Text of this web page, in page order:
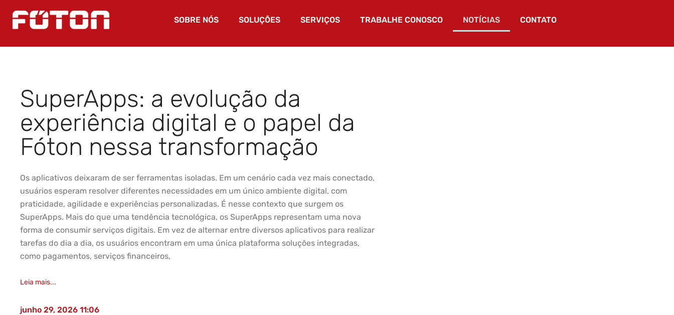
SOBRE NÓS SOLUÇÕES SERVIÇOS TRABALHE CONOSCO NOTÍCIAS CONTATO
SuperApps: a evolução da
experiência digital e o papel da
Fóton nessa transformação
Os aplicativos deixaram de ser ferramentas isoladas. Em um cenário cada vez mais conectado,
usuários esperam resolver diferentes necessidades em um único ambiente digital, com
praticidade, agilidade e experiências personalizadas. É nesse contexto que surgem os
SuperApps. Mais do que uma tendência tecnológica, os SuperApps representam uma nova
forma de consumir serviços digitais. Em vez de alternar entre diversos aplicativos para realizar
tarefas do dia a dia, os usuários encontram em uma única plataforma soluções integradas,
como pagamentos, serviços financeiros,
Leia mais...
junho 29, 2026 11:06